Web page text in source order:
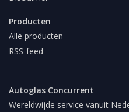
Producten
Alle producten
RSS-feed
Autoglas Concurrent
Wereldwijde service vanuit